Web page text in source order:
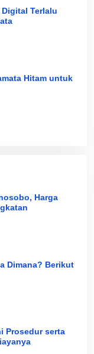
Terlalu
Hitam untuk
Harga
Dimana? Berikut
Prosedur serta